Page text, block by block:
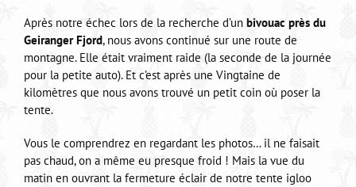
Après notre échec lors de la recherche d’un bivouac près du
Geiranger Fjord, nous avons continué sur une route de
montagne. Elle était vraiment raide (la seconde de la journée
pour la petite auto). Et c’est après une Vingtaine de
kilomètres que nous avons trouvé un petit coin où poser la
tente.
Vous le comprendrez en regardant les photos… il ne faisait
pas chaud, on a même eu presque froid ! Mais la vue du
matin en ouvrant la fermeture éclair de notre tente igloo